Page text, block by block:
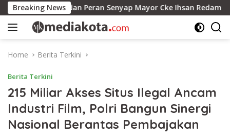
Skip
to
content
Breaking News
dan Peran Senyap Mayor Cke Ihsan Redam Konflik Timah
Home Berita Terkini
Berita Terkini
215 Miliar Akses Situs Ilegal Ancam
Industri Film, Polri Bangun Sinergi
Nasional Berantas Pembajakan